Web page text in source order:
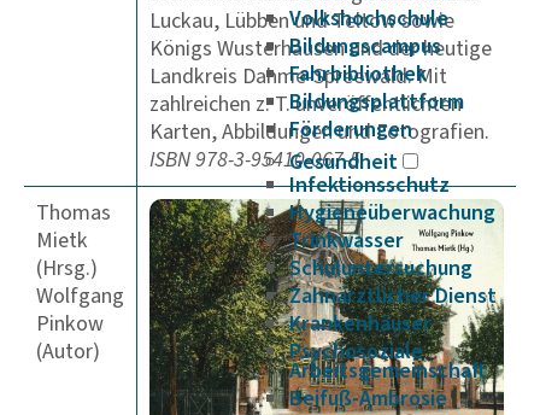
Volkshochschule
Bildungscampus
Fahrbibliothek
Bildungsplattform
Förderungen
Gesundheit
Infektionsschutz
Hygieneüberwachung
Trinkwasser
Schuluntersuchung
Zahnärztlicher Dienst
Krankenhäuser
Psychosoziale
Arbeitsgemeinschaft
Beifuß-Ambrosie
Luckau, Lübben und Teltow sowie
Königs Wusterhausen und der heutige
Landkreis Dahme-Spreewald. Mit
zahlreichen z. T. unveröffentlichten
Karten, Abbildungen und Fotografien.
ISBN 978-3-95410-067-5
Thomas
Mietk
(Hrsg.)
Wolfgang
Pinkow
(Autor)